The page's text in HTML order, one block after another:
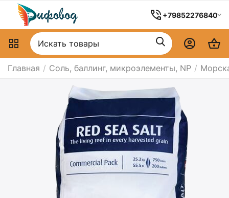
+79852276840
Главная / Соль, баллинг, микроэлементы, NP /